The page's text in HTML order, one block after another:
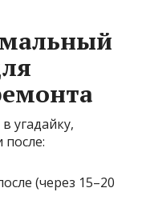
угадайку,
(через 15–20